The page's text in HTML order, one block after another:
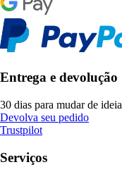
Entrega e devolução
30 dias para mudar de ideia
Devolva seu pedido
Trustpilot
Serviços